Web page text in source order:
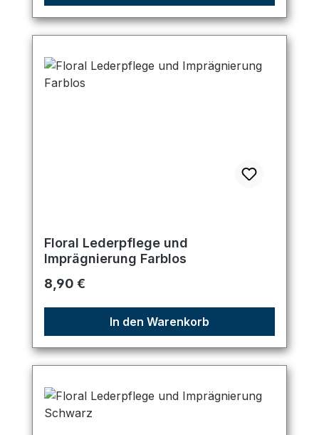
Floral Lederpflege und
Imprägnierung Farblos
Regulärer Preis:
8,90 €
In den Warenkorb